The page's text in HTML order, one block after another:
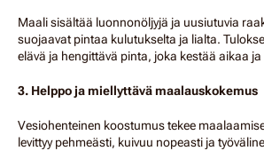
Maali sisältää luonnonöljyjä ja uusiutuvia
suojaavat pintaa kulutukselta ja lialta.
elävä ja hengittävä pinta, joka kestää aikaa ja
3. Helppo ja miellyttävä maalauskokemus
Vesiohenteinen koostumus tekee
levittyy pehmeästi, kuivuu nopeasti ja